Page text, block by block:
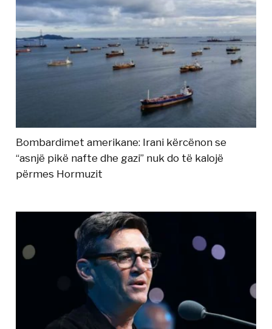
Bombardimet amerikane: Irani kërcënon se
“asnjë pikë nafte dhe gazi” nuk do të kalojë
përmes Hormuzit